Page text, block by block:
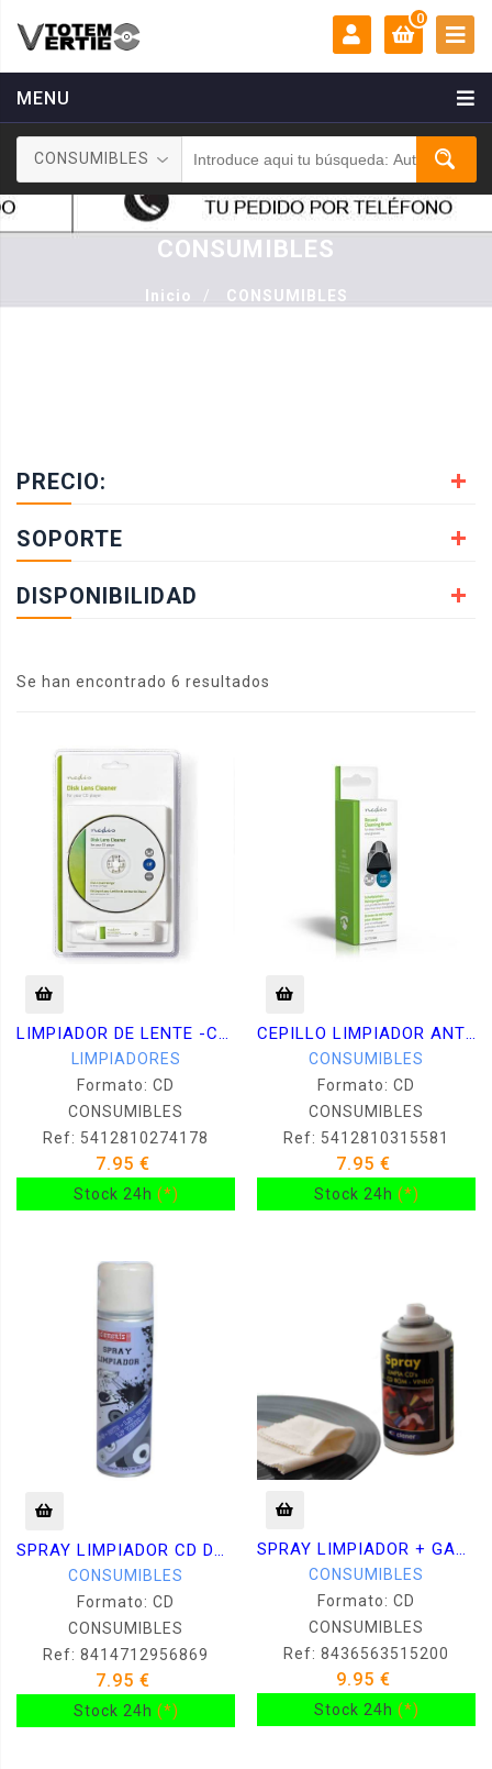
MENU
CONSUMIBLES
MI CUENTA:
Login
Registrarse
0
0 €
CONSUMIBLES
Inicio / CONSUMIBLES
PRECIO:
SOPORTE
DISPONIBILIDAD
Se han encontrado 6 resultados
LIMPIADOR DE LENTE -CD DVD BR-
LIMPIADORES
Formato: CD
CONSUMIBLES
Ref: 5412810274178
7.95 €
Stock 24h (*)
CEPILLO LIMPIADOR ANTIESTATICO VINILOS
CONSUMIBLES
Formato: CD
CONSUMIBLES
Ref: 5412810315581
7.95 €
Stock 24h (*)
SPRAY LIMPIADOR CD DVD BR LP
CONSUMIBLES
Formato: CD
CONSUMIBLES
Ref: 8414712956869
7.95 €
Stock 24h (*)
SPRAY LIMPIADOR + GAMUZA VINILO CD DVD BR
CONSUMIBLES
Formato: CD
CONSUMIBLES
Ref: 8436563515200
9.95 €
Stock 24h (*)